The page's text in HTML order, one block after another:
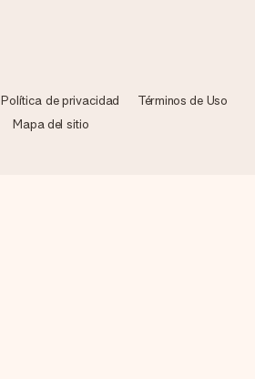
Política de privacidad
Términos de Uso
Mapa del sitio